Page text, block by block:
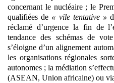
concernant le nucléaire ; le
qualifiées de « vile tentative »
réclamé d’urgence la fin de
tendance des schémas de
s’éloigne d’un alignement
les organisations régionales
autonomes ; la médiation
(ASEAN, Union africaine) ou